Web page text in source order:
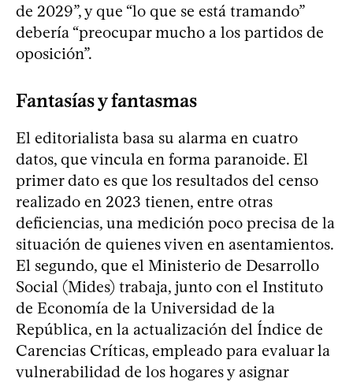
de 2029”, y que “lo que se está tramando”
debería “preocupar mucho a los partidos de
oposición”.
Fantasías y fantasmas
El editorialista basa su alarma en cuatro
datos, que vincula en forma paranoide. El
primer dato es que los resultados del censo
realizado en 2023 tienen, entre otras
deficiencias, una medición poco precisa de la
situación de quienes viven en asentamientos.
El segundo, que el Ministerio de Desarrollo
Social (Mides) trabaja, junto con el Instituto
de Economía de la Universidad de la
República, en la actualización del Índice de
Carencias Críticas, empleado para evaluar la
vulnerabilidad de los hogares y asignar